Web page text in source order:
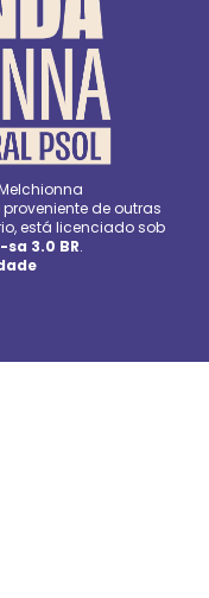
de outras
está licenciado sob
3.0 BR.